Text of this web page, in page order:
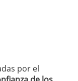
por el